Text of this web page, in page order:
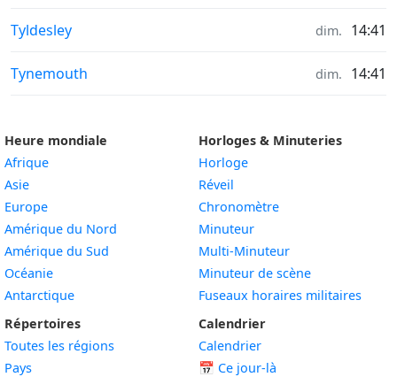
Météo in
Tyldesley dim. 14:41
Météo in
Tynemouth dim. 14:41
Heure mondiale
Afrique
Asie
Europe
Amérique du Nord
Amérique du Sud
Océanie
Antarctique
Répertoires
Toutes les régions
Pays
Horloges & Minuteries
Horloge
Réveil
Chronomètre
Minuteur
Multi-Minuteur
Minuteur de scène
Fuseaux horaires militaires
Calendrier
Calendrier
📅 Ce jour-là